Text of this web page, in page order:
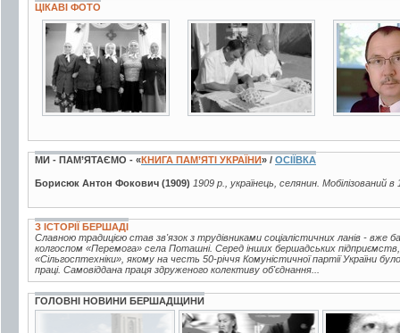
ЦІКАВІ ФОТО
2 фото 4 фото 2 фото
МИ - ПАМ’ЯТАЄМО - «КНИГА ПАМ’ЯТІ УКРАЇНИ» / ОСІЇВКА
Борисюк Антон Фокович (1909) 1909 р., українець, селянин. Мобілізований
З ІСТОРІЇ БЕРШАДІ
Славною традицією став зв'язок з трудівниками соціалістичних ланів - вже
колгоспом «Перемога» села Поташні. Серед інших бершадських
«Сільгосптехніки», якому на честь 50-річчя Комуністичної партії України
праці. Самовіддана праця здруженого колективу об'єднання...
ГОЛОВНІ НОВИНИ БЕРШАДЩИНИ